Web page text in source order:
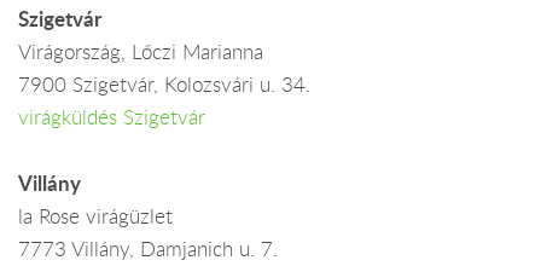
Szigetvár
Virágország, Lőczi Marianna
7900 Szigetvár, Kolozsvári u. 34.
virágküldés Szigetvár
Villány
la Rose virágüzlet
7773 Villány, Damjanich u. 7.